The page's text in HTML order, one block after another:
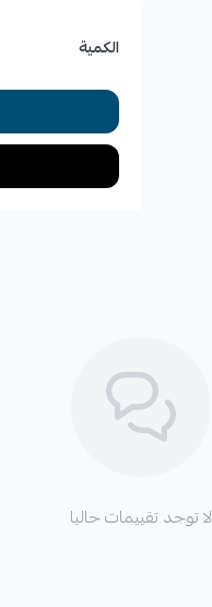
الكمية
لا توجد تقييمات حاليا